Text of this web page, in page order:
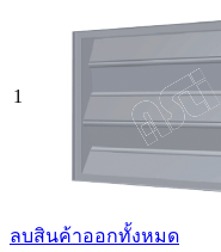
1
ลบสินค้าออกทั้งหมด